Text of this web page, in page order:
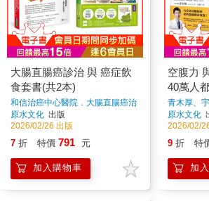
大腸直腸癌診治 與 癌症飲
食套書(共2本)
和信治癌中心醫院．大腸直腸癌治
療團隊、張金堅、柳秀乖
原水文化 出版
2026/02/26 出版
7 折 特價 791 元
加入購物車
空腹力
40萬人
生法套
青木厚、
原水文化
2026/02/
9 折 特
加